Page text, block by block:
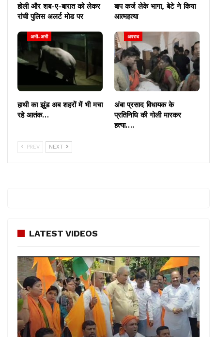
होली और शब-ए-बारात को लेकर
रांची पुलिस अलर्ट मोड पर
बाप कर्ज लेके भागा, बेटे ने किया
आत्महत्या
अभी-अभी
हाथी का झुंड अब शहरों में भी मचा
रहे आतंक…
अपराध
अंबा प्रसाद विधायक के
प्रतिनिधि की गोली मारकर
हत्या….
PREV NEXT
LATEST VIDEOS